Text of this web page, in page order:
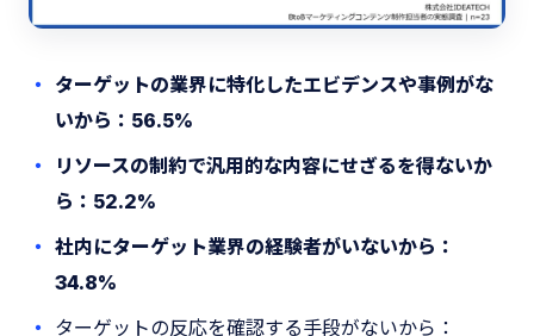
ターゲットの業界に特化したエビデンスや事例がな
いから：56.5%
リソースの制約で汎用的な内容にせざるを得ないか
ら：52.2%
社内にターゲット業界の経験者がいないから：
34.8%
ターゲットの反応を確認する手段がないから：